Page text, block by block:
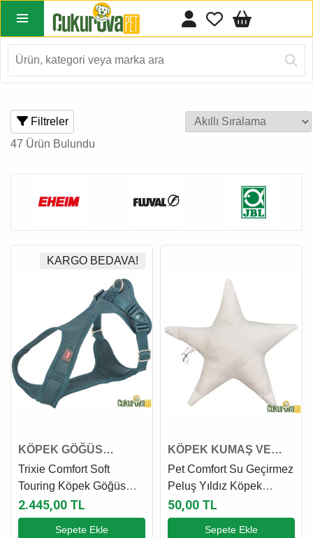
Filtreler
47 Ürün Bulundu
KARGO BEDAVA!
KÖPEK GÖĞÜS
TASMASI
Trixie Comfort Soft
Touring Köpek Göğüs
Tasması S - M, Petrol
Mavisi, 35 x 60 Cm - 20
2.445,00 TL
Sepete Ekle
KÖPEK KUMAŞ VE
PELUŞ OYUNCAK
Pet Comfort Su Geçirmez
Peluş Yıldız Köpek
Oyuncağı Açık Gri - 17
Cm
50,00 TL
Sepete Ekle